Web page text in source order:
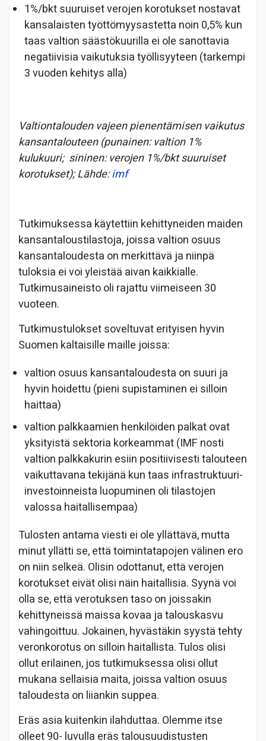
1%/bkt suuruiset verojen korotukset nostavat
kansalaisten työttömyysastetta noin 0,5% kun
taas valtion säästökuurilla ei ole sanottavia
negatiivisia vaikutuksia työllisyyteen (tarkempi
3 vuoden kehitys alla)
Valtiontalouden vajeen pienentämisen vaikutus
kansantalouteen (punainen: valtion 1%
kulukuuri; sininen: verojen 1%/bkt suuruiset
korotukset); Lähde:imf
Tutkimuksessa käytettiin kehittyneiden maiden
kansantaloustilastoja, joissa valtion osuus
kansantaloudesta on merkittävä ja niinpä
tuloksia ei voi yleistää aivan kaikkialle.
Tutkimusaineisto oli rajattu viimeiseen 30
vuoteen.
Tutkimustulokset soveltuvat erityisen hyvin
Suomen kaltaisille maille joissa:
valtion osuus kansantaloudesta on suuri ja
hyvin hoidettu (pieni supistaminen ei silloin
haittaa)
valtion palkkaamien henkilöiden palkat ovat
yksityistä sektoria korkeammat (IMF nosti
valtion palkkakurin esiin positiivisesti talouteen
vaikuttavana tekijänä kun taas infrastruktuuri-
investoinneista luopuminen oli tilastojen
valossa haitallisempaa)
Tulosten antama viesti ei ole yllättävä, mutta
minut yllätti se, että toimintatapojen välinen ero
on niin selkeä. Olisin odottanut, että verojen
korotukset eivät olisi näin haitallisia. Syynä voi
olla se, että verotuksen taso on joissakin
kehittyneissä maissa kovaa ja talouskasvu
vahingoittuu. Jokainen, hyvästäkin syystä tehty
veronkorotus on silloin haitallista. Tulos olisi
ollut erilainen, jos tutkimuksessa olisi ollut
mukana sellaisia maita, joissa valtion osuus
taloudesta on liiankin suppea.
Eräs asia kuitenkin ilahduttaa. Olemme itse
olleet 90- luvulla eräs talousuudistusten